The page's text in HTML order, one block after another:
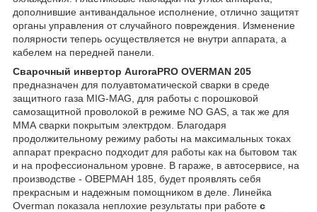
дополнившие антивандальное исполнение, отлично защитят
органы управления от случайного повреждения. Изменение
полярности теперь осуществляется не внутри аппарата, а
кабелем на передней панели.
Сварочный инвертор AuroraPRO OVERMAN 205
предназначен для полуавтоматической сварки в среде
защитного газа MIG-MAG, для работы с порошковой
самозащитной проволокой в режиме NO GAS, а так же для
ММА сварки покрытым электрдом. Благодаря
продолжительному режиму работы на максимальных токах
аппарат прекрасно подходит для работы как на бытовом так
и на профессиональном уровне. В гараже, в автосервисе, на
производстве - ОВЕРМАН 185, будет проявлять себя
прекрасным и надежным помощником в деле. Линейка
Overman показала неплохие результаты при работе с